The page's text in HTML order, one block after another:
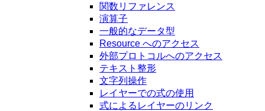
関数リファレンス
演算子
一般的なデータ型
Resource へのアクセス
外部プロトコルへのアクセス
テキスト整形
文字列操作
レイヤーでの式の使用
式によるレイヤーのリンク